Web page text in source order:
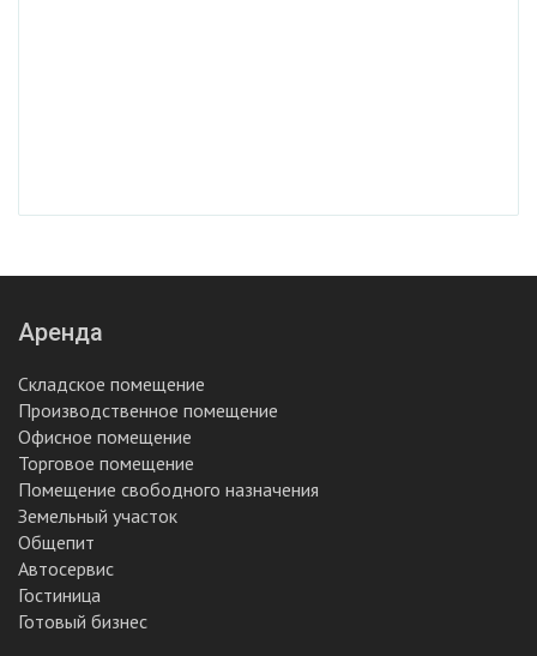
Аренда
Складское помещение
Производственное помещение
Офисное помещение
Торговое помещение
Помещение свободного назначения
Земельный участок
Общепит
Автосервис
Гостиница
Готовый бизнес